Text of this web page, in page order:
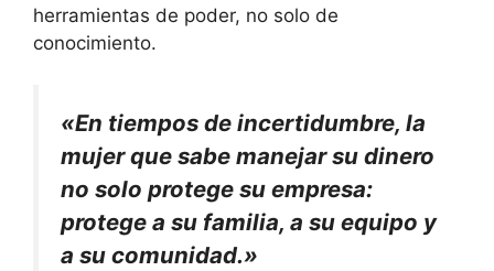
herramientas de poder, no solo de
conocimiento.
«En tiempos de incertidumbre, la
mujer que sabe manejar su dinero
no solo protege su empresa:
protege a su familia, a su equipo y
a su comunidad.»